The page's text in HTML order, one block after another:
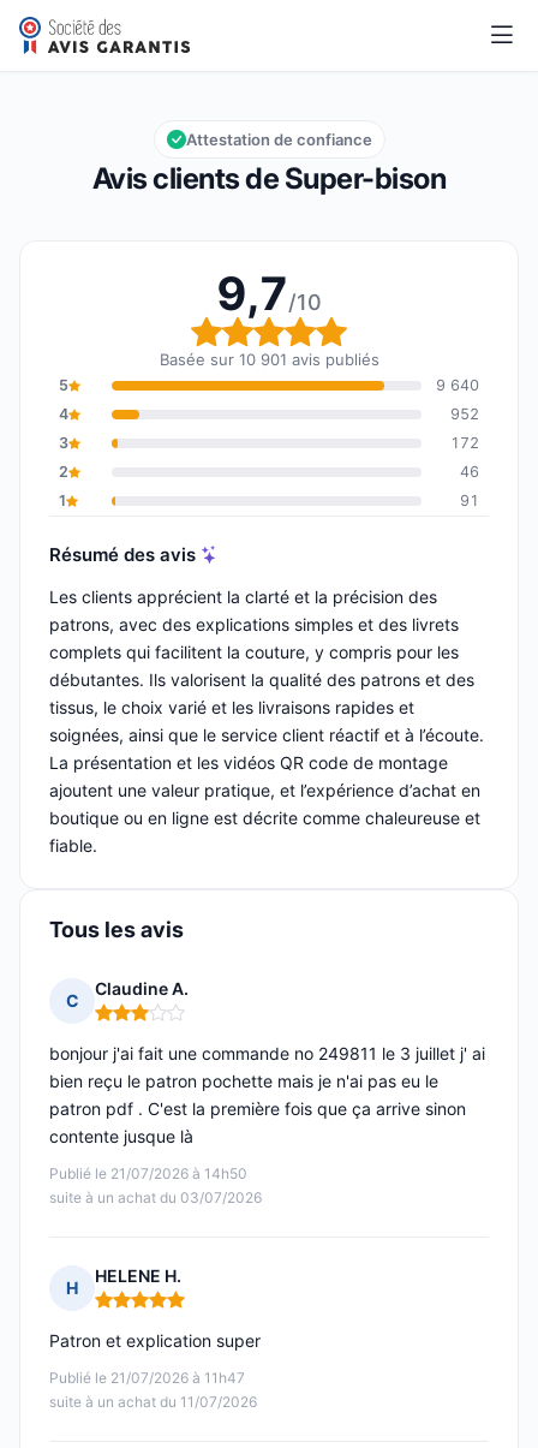
Super-bison
Note globale : 9,7 sur 10
9,7/10
Avis clients de Super-bison
Attestation de confiance
9,7/10
Note globale : 9,7 sur
Basée sur 10 901 avis publiés
5
9 640
4
952
3
172
2
46
1
91
Résumé des avis
Les clients apprécient la clarté et la précision des
patrons, avec des explications simples et des livrets
complets qui facilitent la couture, y compris pour les
débutantes. Ils valorisent la qualité des patrons et des
tissus, le choix varié et les livraisons rapides et
soignées, ainsi que le service client réactif et à l’écoute.
La présentation et les vidéos QR code de montage
ajoutent une valeur pratique, et l’expérience d’achat en
boutique ou en ligne est décrite comme chaleureuse et
fiable.
Tous les avis
C
Claudine A.
Note : 3 sur 5
Publié le 21/07/2026 à 14h50
suite à un achat du 03/07/2026
bonjour j'ai fait une commande no 249811 le 3 juillet j' ai
bien reçu le patron pochette mais je n'ai pas eu le
patron pdf . C'est la première fois que ça arrive sinon
contente jusque là
H
HELENE H.
Note : 5 sur 5
Publié le 21/07/2026 à 11h47
suite à un achat du 11/07/2026
Patron et explication super